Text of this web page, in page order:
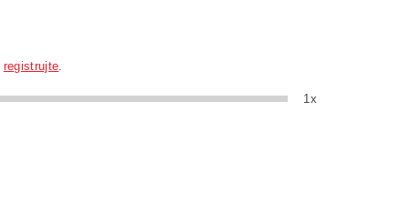
registrujte
1x